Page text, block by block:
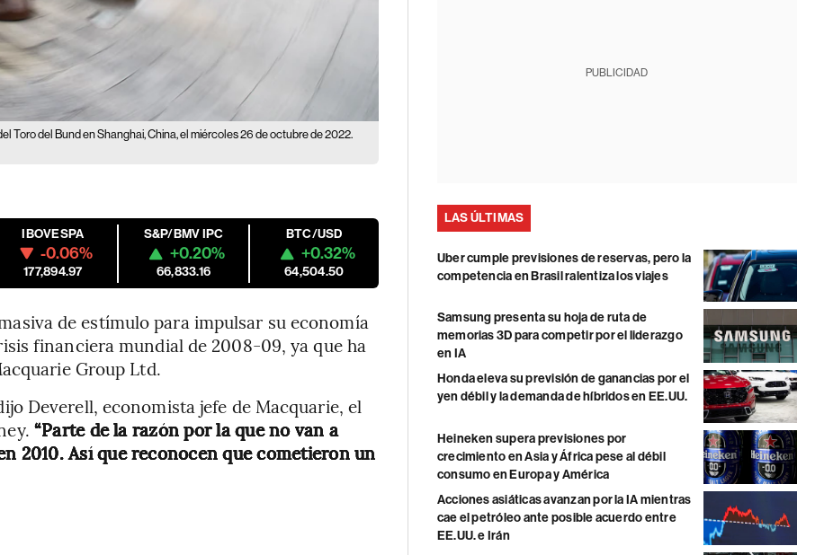
Toro del Bund en Shanghai, China, el miércoles 26 de octubre de 2022.
IBOVESPA
-0.06%
177,894.97
S&P/BMV IPC
+0.20%
66,833.16
BTC/USD
+0.32%
64,504.50
de estímulo para impulsar su economía
financiera mundial de 2008-09, ya que ha
Group Ltd.
Deverell, economista jefe de Macquarie, el
“Parte de la razón por la que no van a
2010. Así que reconocen que cometieron un
PUBLICIDAD
LAS ÚLTIMAS
Uber cumple previsiones de reservas, pero la
competencia en Brasil ralentiza los viajes
Samsung presenta su hoja de ruta de
memorias 3D para competir por el liderazgo
en IA
Honda eleva su previsión de ganancias por el
yen débil y la demanda de híbridos en EE.UU.
Heineken supera previsiones por
crecimiento en Asia y África pese al débil
consumo en Europa y América
Acciones asiáticas avanzan por la IA mientras
cae el petróleo ante posible acuerdo entre
EE.UU. e Irán